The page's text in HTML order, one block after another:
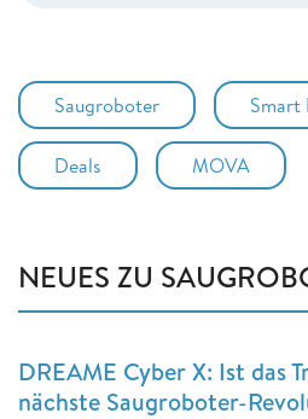
Saugroboter Smart
Deals MOVA
NEUES ZU
DREAME Cyber X: Ist das
nächste Saugroboter-